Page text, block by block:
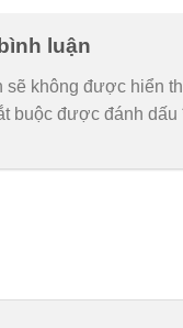
luận
sẽ không được hiển
buộc được đánh dấu